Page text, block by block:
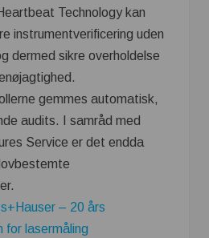
Technology kan
instrumentverificering uden
dermed sikre overholdelse
gemmes automatisk,
audits. I samråd med
Service er det endda
– 20 års
for lasermåling